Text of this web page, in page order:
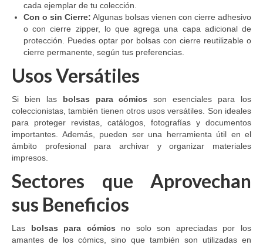
cada ejemplar de tu colección.
Con o sin Cierre: Algunas bolsas vienen con cierre adhesivo
o con cierre zipper, lo que agrega una capa adicional de
protección. Puedes optar por bolsas con cierre reutilizable o
cierre permanente, según tus preferencias.
Usos Versátiles
Si bien lasbolsas para cómics son esenciales para los
coleccionistas, también tienen otros usos versátiles. Son ideales
para proteger revistas, catálogos, fotografías y documentos
importantes. Además, pueden ser una herramienta útil en el
ámbito profesional para archivar y organizar materiales
impresos.
Sectores que Aprovechan
sus Beneficios
Las bolsas para cómics no solo son apreciadas por los
amantes de los cómics, sino que también son utilizadas en